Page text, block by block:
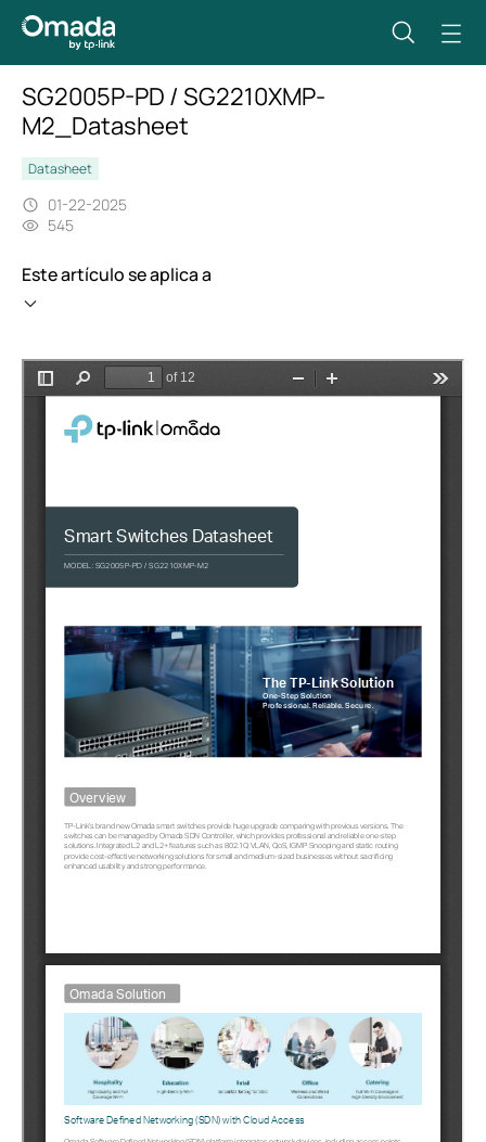
SG2005P-PD / SG2210XMP-
M2_Datasheet
Datasheet
01-22-2025
545
Este artículo se aplica a